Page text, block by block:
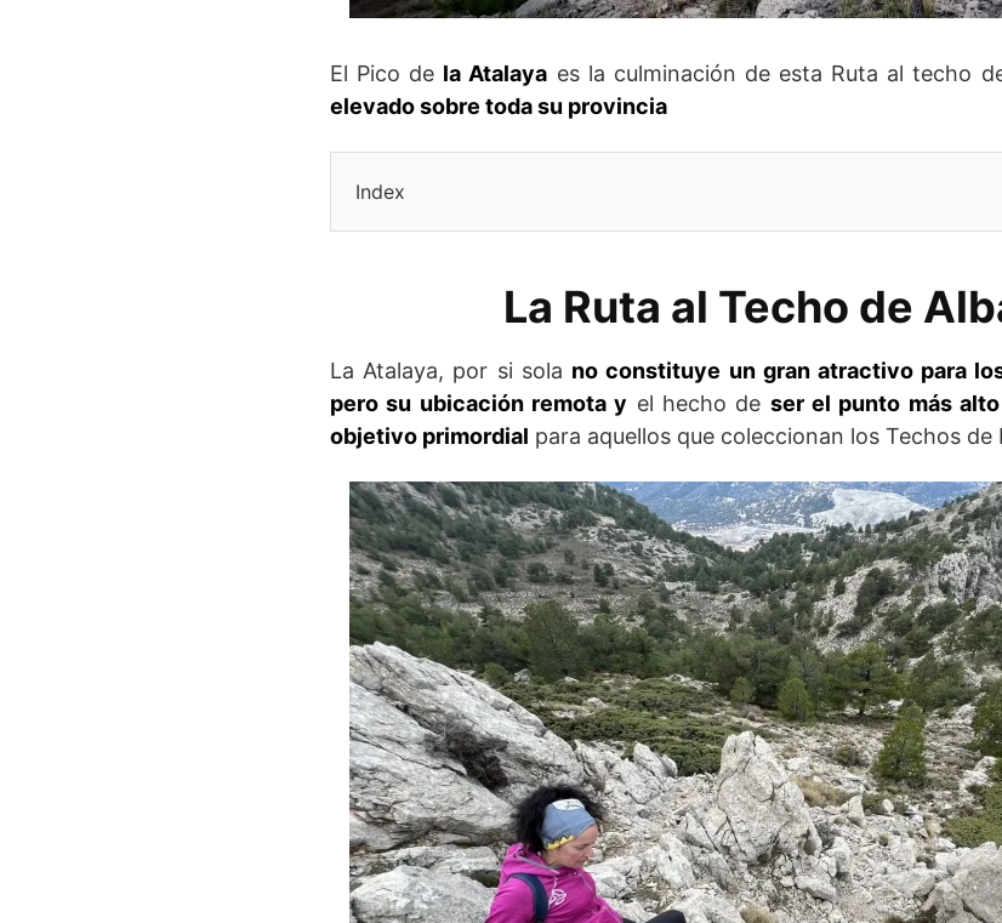
El Pico de la Atalaya es la culminación de esta Ruta al techo
elevado sobre toda su provincia
Index
La Ruta al Techo de
La Atalaya, por si sola no constituye un gran atractivo para
pero su ubicación remota y el hecho de ser el punto más
objetivo primordial para aquellos que coleccionan los Techos de